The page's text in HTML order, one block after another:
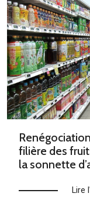
filière des
la sonnette
Lire